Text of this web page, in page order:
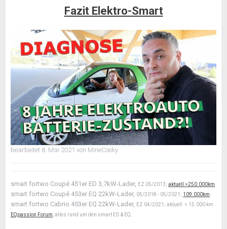
Fazit Elektro-Smart
bearbeitet 8. Mai 2021 von MineCooky
smart fortwo Coupé 451er ED 3,7kW-Lader, EZ 05/2013; aktuell >250.000km
smart fortwo Coupé 453er EQ 22kW-Lader, 05/2018 - 05/2021; 109.000km
smart fortwo Cabrio 453er EQ 22kW-Lader, EZ 04/2021; aktuell > 15.000 km
EQpassion Forum , alles rund um den smart ED & EQ.